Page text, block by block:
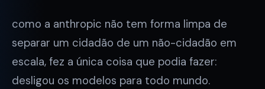
como a anthropic não tem forma limpa de
separar um cidadão de um não-cidadão em
escala, fez a única coisa que podia fazer:
desligou os modelos para todo mundo.